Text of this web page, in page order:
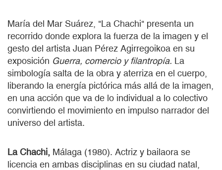
María del Mar Suárez, "La Chachi" presenta un
recorrido donde explora la fuerza de la imagen y el
gesto del artista Juan Pérez Agirregoikoa en su
exposición Guerra, comercio y filantropía. La
simbología salta de la obra y aterriza en el cuerpo,
liberando la energía pictórica más allá de la imagen,
en una acción que va de lo individual a lo colectivo
convirtiendo el movimiento en impulso narrador del
universo del artista.
La Chachi, Málaga (1980). Actriz y bailaora se
licencia en ambas disciplinas en su ciudad natal,